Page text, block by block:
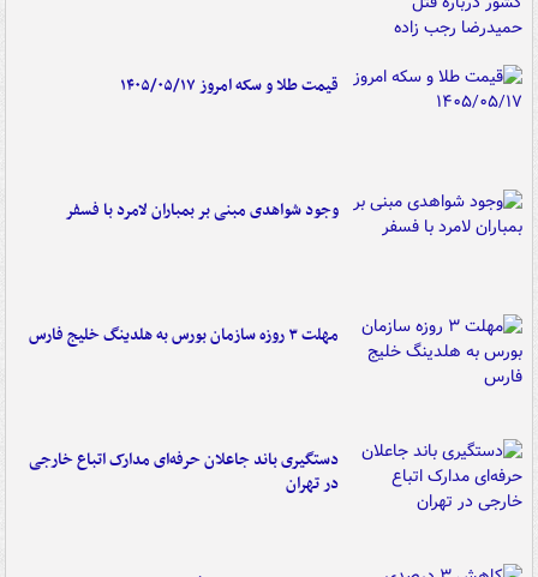
قیمت طلا و سکه امروز ۱۴۰۵/۰۵/۱۷
وجود شواهدی مبنی بر بمباران لامرد با فسفر
مهلت ۳ روزه سازمان بورس به هلدینگ خلیج فارس
دستگیری باند جاعلان حرفه‌ای مدارک اتباع خارجی
در تهران